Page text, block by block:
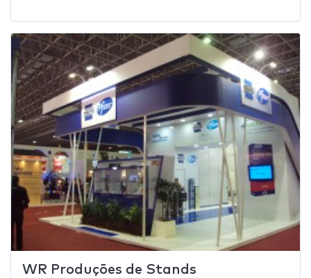
WR Produções de Stands